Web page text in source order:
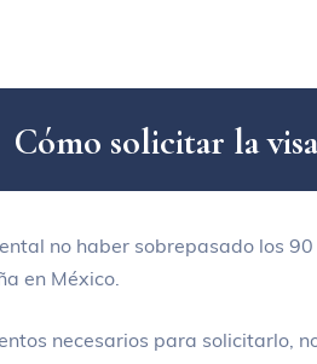
Cómo solicitar lavisa
no haber sobrepasado los
en México.
necesarios para solicitarlo,